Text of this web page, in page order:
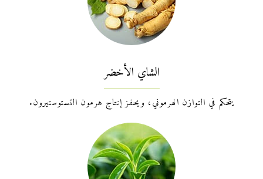
الشاي الأخضر
يتحكم في التوازن الهرموني، ويحفز إنتاج هرمون التستوستيرون.